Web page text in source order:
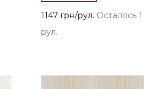
1147 грн/рул. Осталось 1
рул.